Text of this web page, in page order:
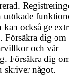
utökade
också ge
Försäkra dig om
och vår
Försäkra dig
skriver något.